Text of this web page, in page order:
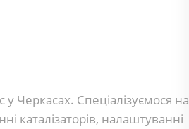
у Черкасах. Спеціалізуємося на
каталізаторів, налаштуванні